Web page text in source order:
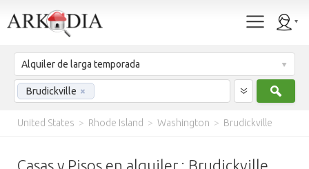
Alquiler de larga temporada
Brudickville ×
United States > Rhode Island > Washington > Brudickville
Casas y Pisos en alquiler : Brudickville